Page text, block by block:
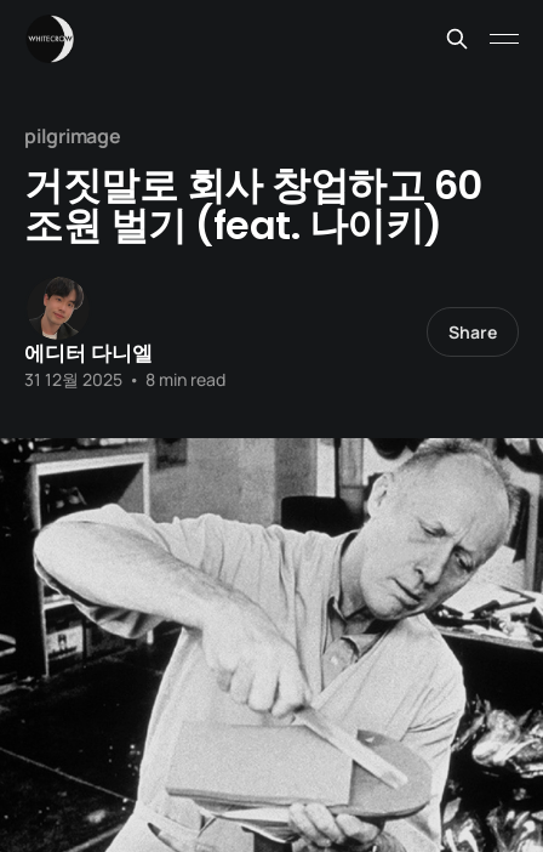
pilgrimage
거짓말로 회사 창업하고 60
조원 벌기 (feat. 나이키)
에디터 다니엘
31 12월 2025 • 8 min read
Share